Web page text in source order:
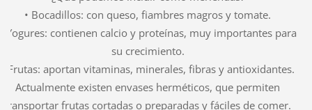
• Bocadillos: con queso, fiambres magros y tomate.
Yogures: contienen calcio y proteínas, muy importantes para
su crecimiento.
• Frutas: aportan vitaminas, minerales, fibras y antioxidantes.
Actualmente existen envases herméticos, que permiten
transportar frutas cortadas o preparadas y fáciles de comer.